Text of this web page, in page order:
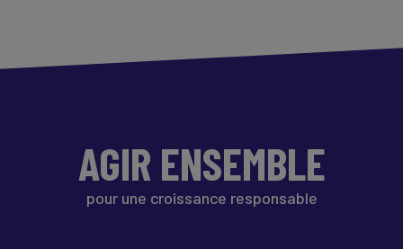
AGIR ENSEMBLE
pour une croissance responsable